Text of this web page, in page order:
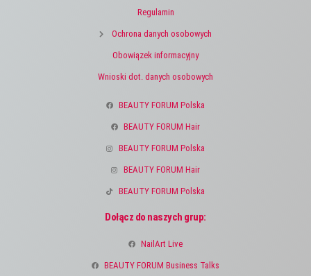
Regulamin
Ochrona danych osobowych
Obowiązek informacyjny
Wnioski dot. danych osobowych
BEAUTY FORUM Polska
BEAUTY FORUM Hair
BEAUTY FORUM Polska
BEAUTY FORUM Hair
BEAUTY FORUM Polska
Dołącz do naszych grup:
NailArt Live
BEAUTY FORUM Business Talks